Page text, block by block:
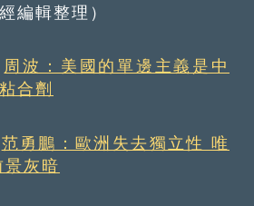
編輯整理）
周波：美國的單邊主義是中
合劑
范勇鵬：歐洲失去獨立性 唯
灰暗